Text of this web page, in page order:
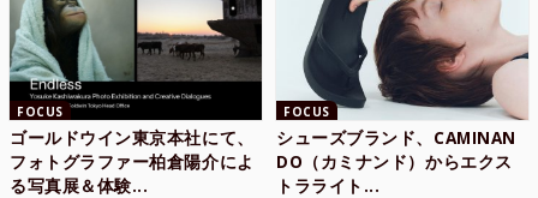
FOCUS
ゴールドウイン東京本社にて、
フォトグラファー柏倉陽介によ
る写真展＆体験...
FOCUS
シューズブランド、CAMINAN
DO（カミナンド）からエクス
トラライト...